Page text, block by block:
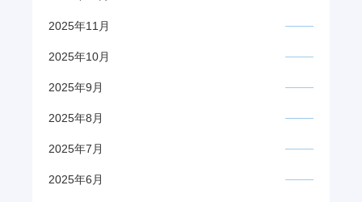
2025年11月
2025年10月
2025年9月
2025年8月
2025年7月
2025年6月